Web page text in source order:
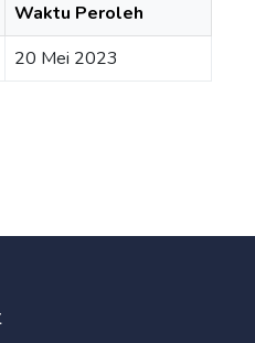
Waktu Peroleh
20 Mei 2023